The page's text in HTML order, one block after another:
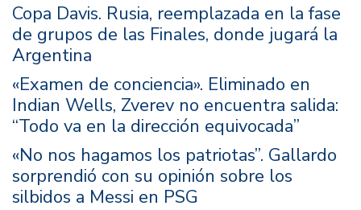
Copa Davis. Rusia, reemplazada en la fase
de grupos de las Finales, donde jugará la
Argentina
«Examen de conciencia». Eliminado en
Indian Wells, Zverev no encuentra salida:
“Todo va en la dirección equivocada”
«No nos hagamos los patriotas”. Gallardo
sorprendió con su opinión sobre los
silbidos a Messi en PSG